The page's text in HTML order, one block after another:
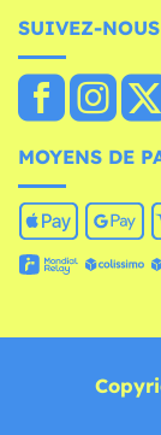
SUIVEZ-
MOYENS DE